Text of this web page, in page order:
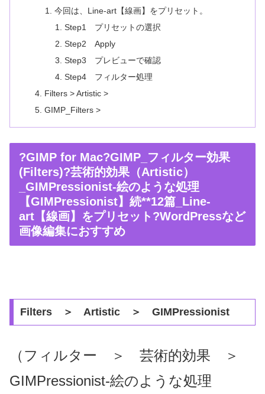
今回は、Line-art【線画】をプリセット。
Step1 プリセットの選択
Step2 Apply
Step3 プレビューで確認
Step4 フィルター処理
Filters > Artistic >
GIMP_Filters >
?GIMP for Mac?GIMP_フィルター効果
(Filters)?芸術的効果（Artistic）
_GIMPressionist-絵のような処理
【GIMPressionist】続**12篇_Line-
art【線画】をプリセット?WordPressなど
画像編集におすすめ
Filters ＞ Artistic ＞ GIMPressionist
（フィルター ＞ 芸術的効果 ＞
GIMPressionist-絵のような処理